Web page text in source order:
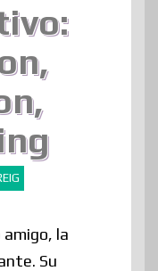
amigo, la
Su